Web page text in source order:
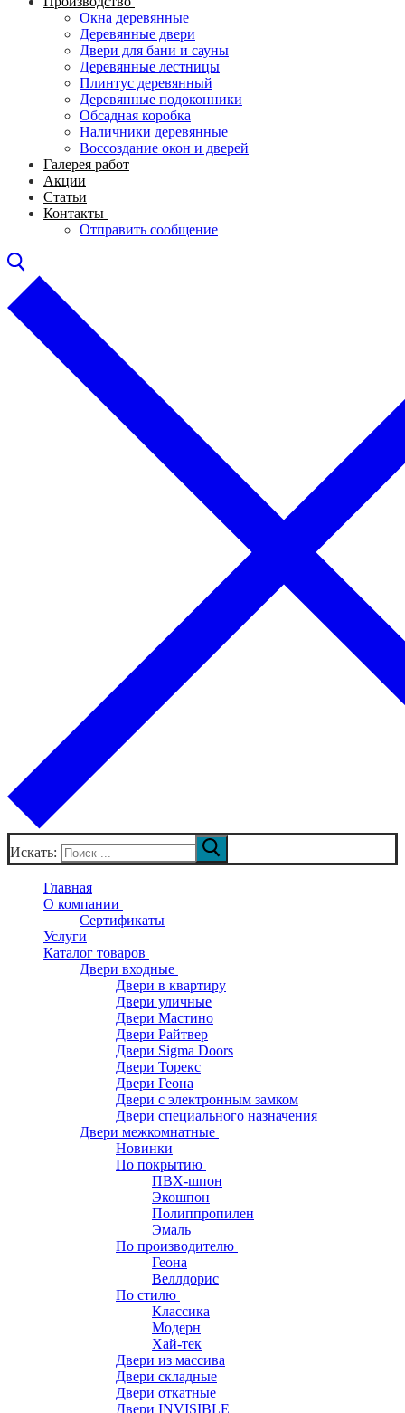
Окна деревянные
Деревянные двери
Двери для бани и сауны
Деревянные лестницы
Плинтус деревянный
Деревянные подоконники
Обсадная коробка
Наличники деревянные
Воссоздание окон и дверей
Галерея работ
Акции
Статьи
Контакты
Отправить сообщение
Искать:
Главная
О компании
Сертификаты
Услуги
Каталог товаров
Двери входные
Двери в квартиру
Двери уличные
Двери Мастино
Двери Райтвер
Двери Sigma Doors
Двери Торекс
Двери Геона
Двери с электронным замком
Двери специального назначения
Двери межкомнатные
Новинки
По покрытию
ПВХ-шпон
Экошпон
Полиппропилен
Эмаль
По производителю
Геона
Веллдорис
По стилю
Классика
Модерн
Хай-тек
Двери из массива
Двери складные
Двери откатные
Двери INVISIBLE